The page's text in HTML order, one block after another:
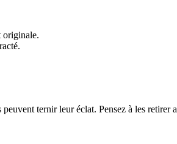
originale.
ternir leur éclat. Pensez à les retirer